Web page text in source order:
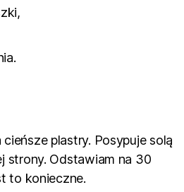
plastry. Posypuje solą
strony. Odstawiam na 30
to konieczne.